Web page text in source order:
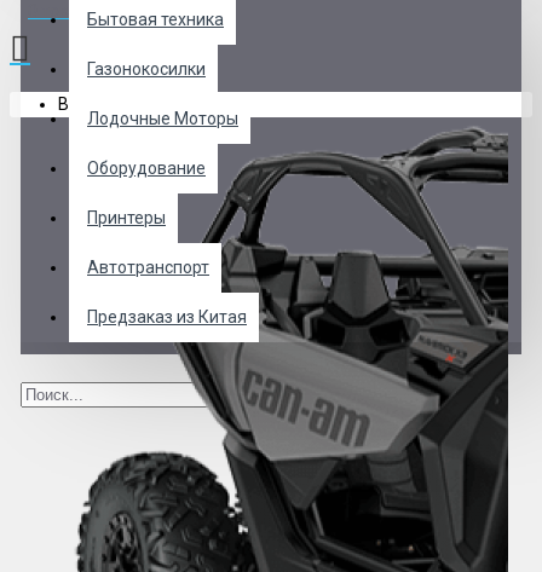
Бытовая техника
Газонокосилки
Лодочные Моторы
Оборудование
Принтеры
Автотранспорт
Предзаказ из Китая
0 товар(ов) - 0 р.
В корзине пусто!